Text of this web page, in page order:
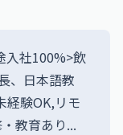
入社100%>飲
、日本語教
経験OK,リモ
教育あり...